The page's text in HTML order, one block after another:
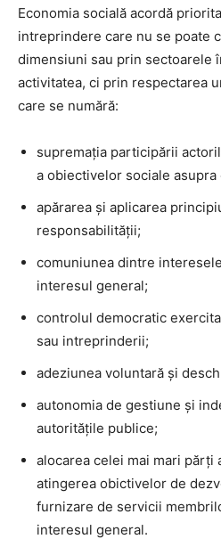
Economia socială acordă
intreprindere care nu se poate
dimensiuni sau prin sectoarele
activitatea, ci prin respectarea
care se numără:
supremația participării
a obiectivelor sociale asupra
apărarea și aplicarea
responsabilității;
comuniunea dintre
interesul general;
controlul democratic
sau intreprinderii;
adeziunea voluntară și
autonomia de gestiune și
autoritățile publice;
alocarea celei mai mari părți
atingerea obictivelor de
furnizare de servicii
interesul general.